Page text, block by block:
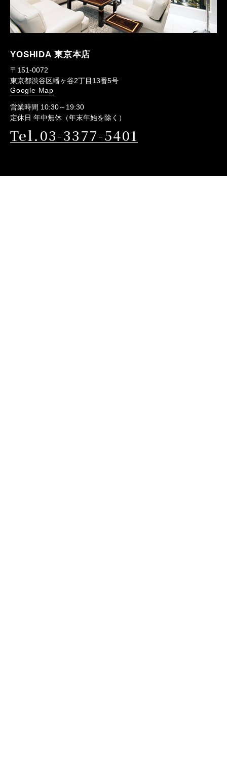
YOSHIDA 東京本店
〒151-0072
東京都渋谷区幡ヶ谷2丁目13番5号
Google Map
営業時間 10:30～19:30
定休日 年中無休（年末年始を除く）
Tel.03-3377-5401